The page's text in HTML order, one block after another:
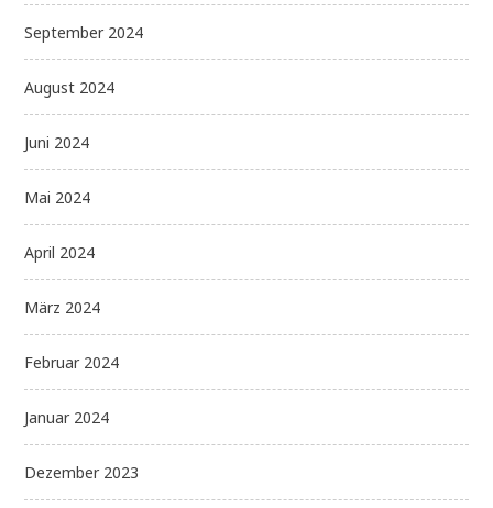
September 2024
August 2024
Juni 2024
Mai 2024
April 2024
März 2024
Februar 2024
Januar 2024
Dezember 2023